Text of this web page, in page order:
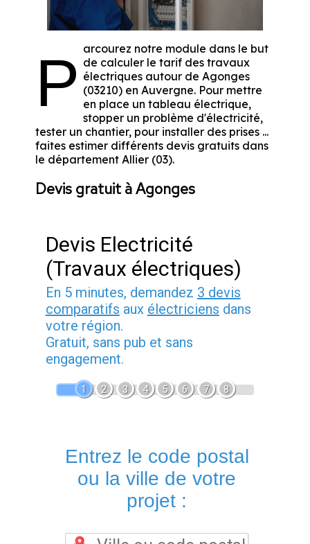
P arcourez notre module dans le but
de calculer le tarif des travaux
électriques autour de Agonges
(03210) en Auvergne. Pour mettre
en place un tableau électrique,
stopper un problème d'électricité,
tester un chantier, pour installer des prises ...
faites estimer différents devis gratuits dans
le département Allier (03).
Devis gratuit à Agonges
Devis Electricité
(Travaux électriques)
En 5 minutes, demandez 3 devis
comparatifs aux électriciens dans
votre région.
Gratuit, sans pub et sans
engagement.
1 2 3 4 5 6 7 8
Entrez le code postal
ou la ville de votre
projet :